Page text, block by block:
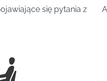
się pytania z